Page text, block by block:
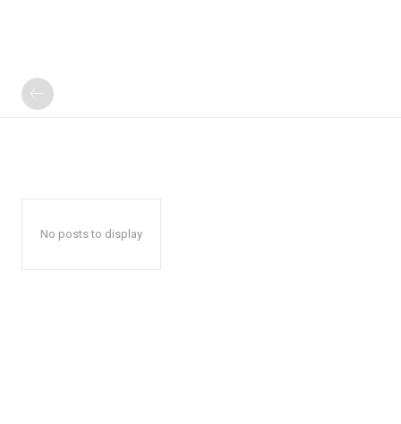
No posts to display